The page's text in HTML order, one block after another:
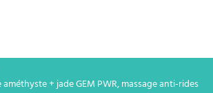
+ jade GEM PWR, massage anti-rides